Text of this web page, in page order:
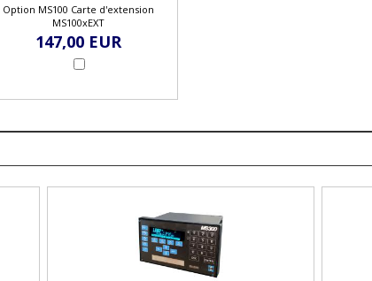
Option MS100 Carte d'extension
MS100xEXT
147,00 EUR